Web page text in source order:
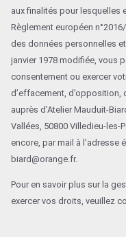
aux finalités pour lesquelles
Règlement européen
des données personnelles
janvier 1978 modifiée, vous
consentement ou exercer
d’effacement,
auprès d’Atelier Mauduit-
Vallées, 50800 Villedieu-
encore, par mail à l’adresse
biard@orange.fr.
Pour en savoir plus sur la
exercer vos droits, veuillez